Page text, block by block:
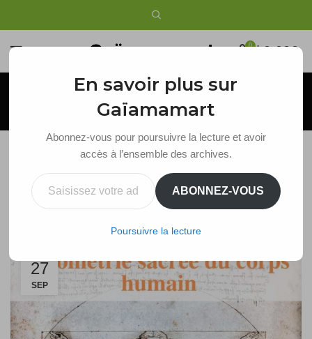
0 / 0,00€
Blog
La Géométrie Sacrée du Corps Humain
27
SEP
En savoir plus sur
Gaïamamart
Abonnez-vous pour poursuivre la lecture et avoir
accès à l’ensemble des archives.
Saisissez votre adresse e-mail…
ABONNEZ-VOUS
Poursuivre la lecture